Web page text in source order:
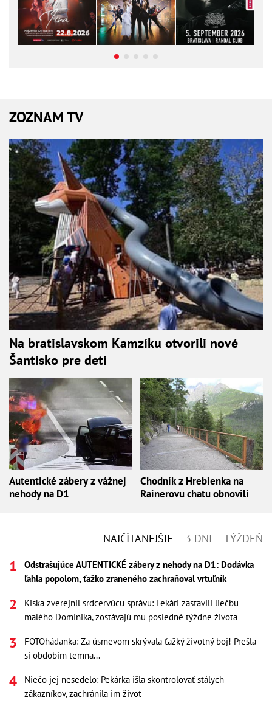
ZOZNAM TV
Na bratislavskom Kamzíku otvorili nové
Šantisko pre deti
Autentické zábery z vážnej
nehody na D1
Chodník z Hrebienka na
Rainerovu chatu obnovili
NAJČÍTANEJŠIE 3 DNI TÝŽDEŇ
Odstrašujúce AUTENTICKÉ zábery z nehody na D1: Dodávka
ľahla popolom, ťažko zraneného zachraňoval vrtuľník
Kiska zverejnil srdcervúcu správu: Lekári zastavili liečbu
malého Dominika, zostávajú mu posledné týždne života
FOTOhádanka: Za úsmevom skrývala ťažký životný boj! Prešla
si obdobím temna...
Niečo jej nesedelo: Pekárka išla skontrolovať stálych
zákazníkov, zachránila im život